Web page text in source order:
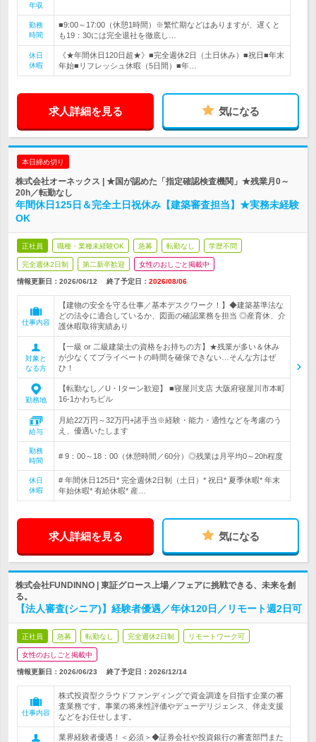
年収
勤務
時間
■9:00～17:00（休憩1時間）※繁忙期などはありますが、遅くと
も19：30には完全退社を徹底し…
休日
休暇
《★年間休日120日超★》■完全週休2日（土日休み）■祝日■年末
年始■リフレッシュ休暇（5日間）■年…
求人詳細を見る 気になる
本日締め切り
株式会社オーネックス | ★国が認めた「指定確認検査機関」★残業月0～
20h／転勤なし
年間休日125日＆完全土日祝休み【建築審査担当】★実務未経験
OK
正社員 職種・業種未経験OK 急募 転勤なし 学歴不問
完全週休2日制 第二新卒歓迎 女性のおしごと掲載中
情報更新日：2026/06/12 終了予定日： 2026/08/06
仕事内容
【建物の安全を守る仕事／基本デスクワーク！】◆建築基準法な
どの法令に適合しているか、図面の確認業務を担当 ◎産育休、介
護休暇取得実績あり
対象と
なる方
【一級 or 二級建築士の資格をお持ちの方】★残業が多い＆休み
が少なくてプライベートの時間を確保できない…そんな方はぜ
ひ！
勤務地
【転勤なし／U・Iターン歓迎】 ■寝屋川支店 大阪府寝屋川市本町
16-1かわちビル
給与
月給22万円～32万円+諸手当※経験・能力・適性などを考慮のう
え、優遇いたします
勤務
時間
# 9：00～18：00（休憩時間／60分）◎残業は月平均0～20h程度
休日
休暇
# 年間休日125日* 完全週休2日制（土日）* 祝日* 夏季休暇* 年末
年始休暇* 有給休暇* 産…
求人詳細を見る 気になる
株式会社FUNDINNO | 東証グロース上場／フェアに挑戦できる、未来を創
る。
【法人審査(シニア)】経験者優遇／年休120日／リモート週2日可
正社員 急募 転勤なし 完全週休2日制 リモートワーク可
女性のおしごと掲載中
情報更新日：2026/06/23 終了予定日： 2026/12/14
仕事内容
株式投資型クラウドファンディングで資金調達を目指す企業の審
査業務です。事業の将来性評価やデューデリジェンス、伴走支援
などをお任せします。
業界経験者優遇！＜必須＞◆証券会社や投資銀行の審査部門また